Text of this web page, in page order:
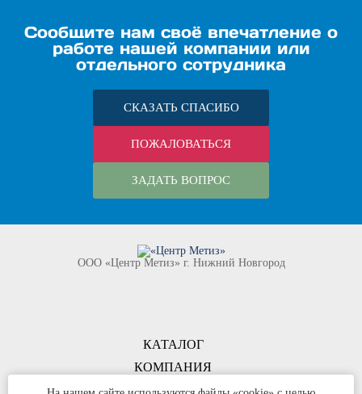
Сообщите нам своё впечатление о
работе нашей компании или
отдельного сотрудника
СКАЗАТЬ СПАСИБО
ПОЖАЛОВАТЬСЯ
ЗАДАТЬ ВОПРОС
КОМПАНИЯ
ООО «Центр Метиз» г. Нижний Новгород
КАТАЛОГ
КОНТАКТЫ